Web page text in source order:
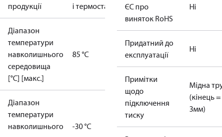
продукції
і термостати
Діапазон
температури
навколишнього
середовища
[°C] [макс.]
85 °C
Діапазон
температури
навколишнього
-30 °C
ЄС про
виняток RoHS
Ні
Придатний до
експлуатації
Ні
Примітки
щодо
підключення
тиску
Мідна
(кінець =
3мм)